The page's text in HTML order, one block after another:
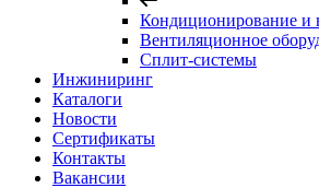
Кондиционирование и
Вентиляционное
Сплит-системы
Инжиниринг
Каталоги
Новости
Сертификаты
Контакты
Вакансии